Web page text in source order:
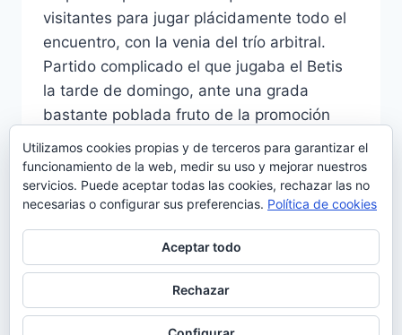
visitantes para jugar plácidamente todo el
encuentro, con la venia del trío arbitral.
Partido complicado el que jugaba el Betis
la tarde de domingo, ante una grada
bastante poblada fruto de la promoción
especial que destinaba parte de…
LEER MÁS PLAZA
CALCA
EL
ARRANQUE
CURRO
POR
© 2026 Manquepierda - Tema para WordPress
porKadence WP
Utilizamos cookies propias y de terceros para garantizar el
funcionamiento de la web, medir su uso y mejorar nuestros
servicios. Puede aceptar todas las cookies, rechazar las no
necesarias o configurar sus preferencias. Política de cookies
Aceptar todo
Rechazar